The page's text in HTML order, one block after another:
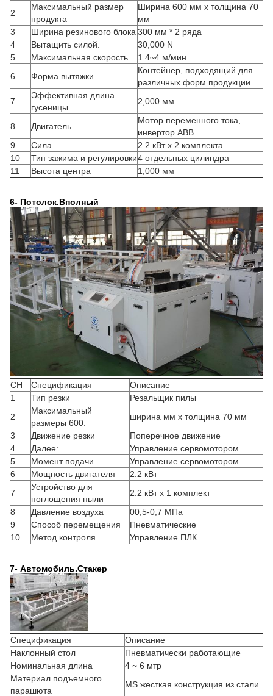
2
Максимальный размер
продукта
Ширина 600 мм x толщина 70
мм
3
Ширина резинового блока 300 мм * 2 ряда
4
Вытащить силой.
30,000 N
5
Максимальная скорость
1.4~4 м/мин
6
Форма вытяжки
Контейнер, подходящий для
различных форм продукции
7
Эффективная длина
гусеницы
2,000 мм
8 Двигатель
Мотор переменного тока,
инвертор ABB
9
Сила
2.2 кВт х 2 комплекта
10
Тип зажима и регулировки4 отдельных цилиндра
11
Высота центра 1,000 мм
6- Потолок.Вполный
СН Спецификация
Описание
1
Тип резки
Резальщик пилы
2
Максимальный
размеры 600.
ширина мм x толщина 70 мм
3
Движение резки
Поперечное движение
4
Далее:
Управление сервомотором
5
Момент подачи
Управление сервомотором
6
Мощность двигателя
2.2 кВт
7
Устройство для
поглощения пыли
2.2 кВт х 1 комплект
8
Давление воздуха
00,5-0,7 МПа
9
Способ перемещения
Пневматические
10
Метод контроля Управление ПЛК
7- Автомобиль.Стакер
Спецификация
Описание
Наклонный стол
Пневматически работающие
Номинальная длина
4 ~ 6 мтр
Материал подъемного
парашюта
MS жесткая конструкция из стали